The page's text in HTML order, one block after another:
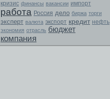
кризис финансы вакансии импорт
работа Россия дело биржа торги
эксперт валюта экспорт кредит нефть
экономия отрасль бюджет
компания